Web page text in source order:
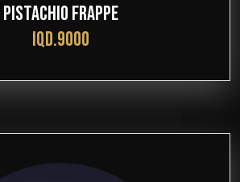
PISTACHIO FRAPPE
IQD.9000